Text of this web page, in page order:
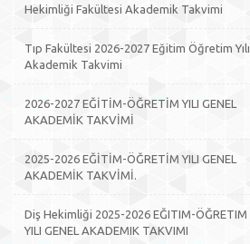
Hekimliği Fakültesi Akademik Takvimi
Tıp Fakültesi 2026-2027 Eğitim Öğretim Yılı
Akademik Takvimi
2026-2027 EĞİTİM-ÖĞRETİM YILI GENEL
AKADEMİK TAKVİMİ
2025-2026 EĞİTİM-ÖĞRETİM YILI GENEL
AKADEMİK TAKVİMİ.
Diş Hekimliği 2025-2026 EĞITIM-ÖĞRETIM
YILI GENEL AKADEMIK TAKVIMI